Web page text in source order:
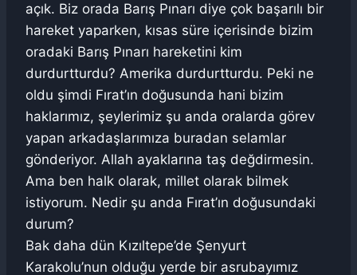
açık. Biz orada Barış Pınarı diye çok başarılı bir
hareket yaparken, kısas süre içerisinde bizim
oradaki Barış Pınarı hareketini kim
durdurtturdu? Amerika durdurtturdu. Peki ne
oldu şimdi Fırat’ın doğusunda hani bizim
haklarımız, şeylerimiz şu anda oralarda görev
yapan arkadaşlarımıza buradan selamlar
gönderiyor. Allah ayaklarına taş değdirmesin.
Ama ben halk olarak, millet olarak bilmek
istiyorum. Nedir şu anda Fırat’ın doğusundaki
durum?
Bak daha dün Kızıltepe’de Şenyurt
Karakolu’nun olduğu yerde bir asrubayımız